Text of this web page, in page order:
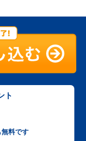
ト
料です